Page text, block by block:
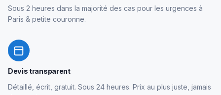
Sous 2 heures dans la majorité des cas pour les urgences à
Paris & petite couronne.
Devis transparent
Détaillé, écrit, gratuit. Sous 24 heures. Prix au plus juste, jamais